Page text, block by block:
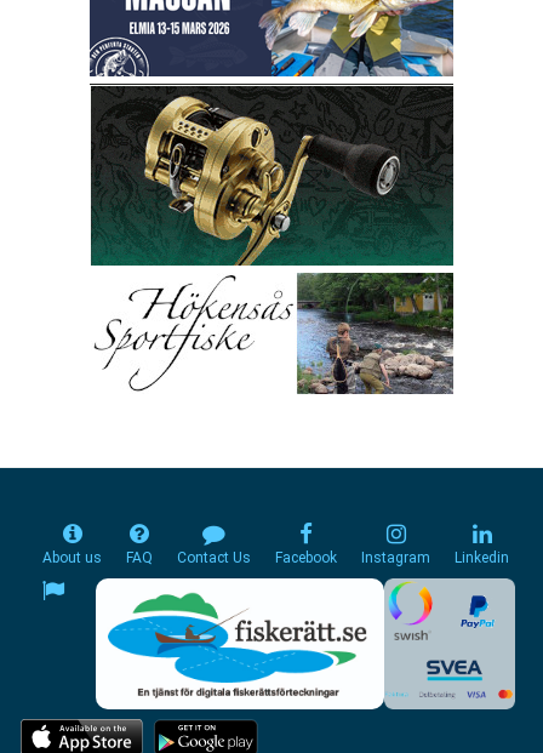
About us FAQ Contact Us Facebook Instagram Linkedin